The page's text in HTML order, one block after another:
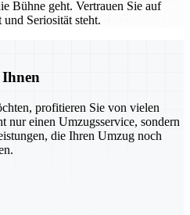
Bühne geht. Vertrauen Sie auf
Seriosität steht.
Ihnen
profitieren Sie von vielen
nur einen Umzugsservice, sondern
die Ihren Umzug noch